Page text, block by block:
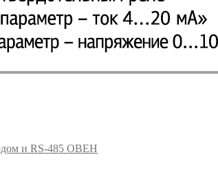
и RS-485 ОВЕН